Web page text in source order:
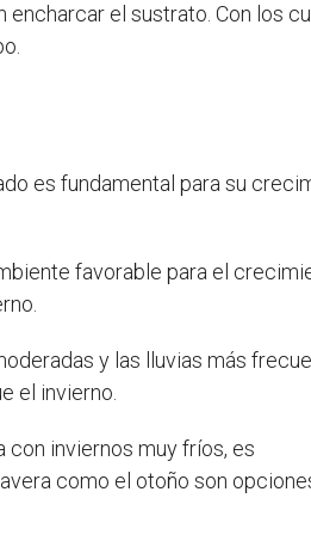
el sustrato. Con los
es fundamental para su
favorable para el
y las lluvias más
el invierno.
con inviernos muy fríos, es
como el otoño son